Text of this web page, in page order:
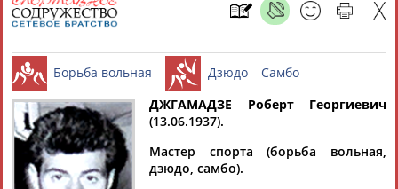
СПОРТСМЕНЫ, ТРЕНЕРЫ И СПЕЦИАЛИСТЫ
Найдено: 13181персон Расширенный поиск
Борьба вольная Дзюдо Самбо
ДЖГАМАДЗЕ Роберт Георгиевич
(13.06.1937).
Мастер спорта (борьба вольная,
дзюдо, самбо).